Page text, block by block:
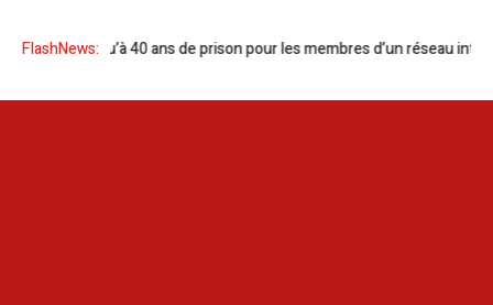
FlashNews:
ans de prison pour les membres d’un réseau international